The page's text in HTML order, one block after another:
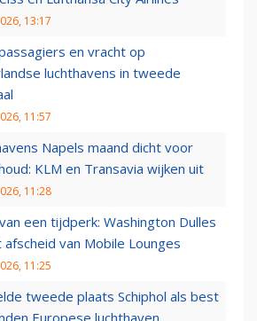
13:17
en vracht op
luchthavens in tweede
11:57
Napels maand dicht voor
KLM en Transavia wijken uit
11:28
een tijdperk: Washington Dulles
van Mobile Lounges
11:25
tweede plaats Schiphol als best